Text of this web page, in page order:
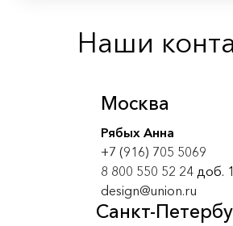
Наши
Москва
Рябых Анна
+7 (916) 705 5069
8 800 550 52 24 доб.
design@union.ru
Санкт-